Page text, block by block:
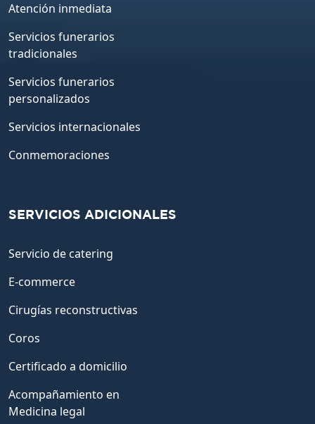
Atención inmediata
Servicios funerarios
tradicionales
Servicios funerarios
personalizados
Servicios internacionales
Conmemoraciones
SERVICIOS ADICIONALES
Servicio de catering
E-commerce
Cirugías reconstructivas
Coros
Certificado a domicilio
Acompañamiento en
Medicina legal